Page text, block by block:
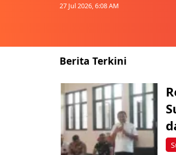
27 Jul 2026, 6:08 AM
Berita Terkini